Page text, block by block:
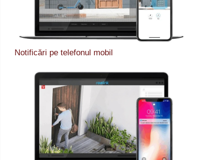
Notificări pe telefonul mobil